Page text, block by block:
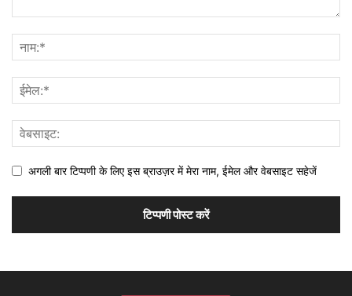
अगली बार टिप्पणी के लिए इस ब्राउज़र में मेरा नाम, ईमेल और वेबसाइट सहेजें